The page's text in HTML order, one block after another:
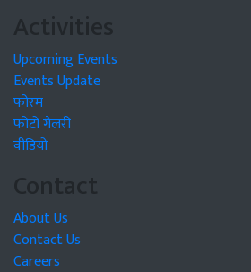
Activities
Upcoming Events
Events Update
फोरम
फोटो गैलरी
वीडियो
Contact
About Us
Contact Us
Careers